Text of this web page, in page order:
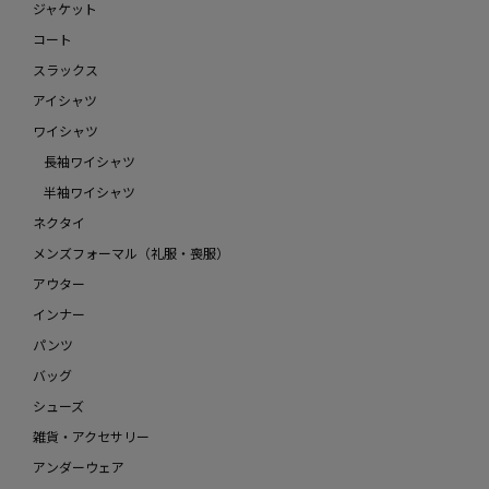
ジャケット
コート
スラックス
アイシャツ
ワイシャツ
長袖ワイシャツ
半袖ワイシャツ
ネクタイ
メンズフォーマル（礼服・喪服）
アウター
インナー
パンツ
バッグ
シューズ
雑貨・アクセサリー
アンダーウェア